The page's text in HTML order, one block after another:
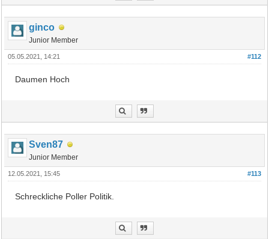
ginco
Junior Member
#112
05.05.2021, 14:21
Daumen Hoch
Sven87
Junior Member
#113
12.05.2021, 15:45
Schreckliche Poller Politik.